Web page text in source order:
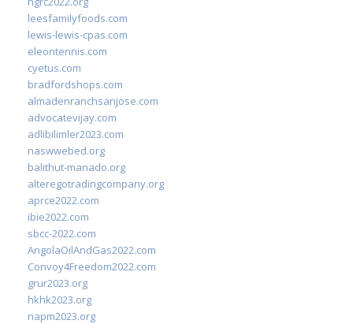
leesfamilyfoods.com
lewis-lewis-cpas.com
eleontennis.com
cyetus.com
bradfordshops.com
almadenranchsanjose.com
advocatevijay.com
adlibilimler2023.com
naswwebed.org
balithut-manado.org
alteregotradingcompany.org
aprce2022.com
ibie2022.com
sbcc-2022.com
AngolaOilAndGas2022.com
Convoy4Freedom2022.com
grur2023.org
hkhk2023.org
napm2023.org